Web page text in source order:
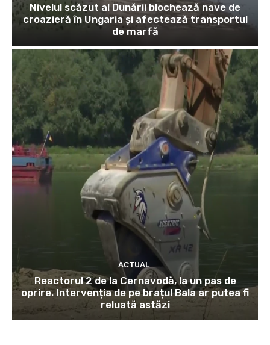
Nivelul scăzut al Dunării blochează nave de
croazieră în Ungaria și afectează transportul
de marfă
ACTUAL
Reactorul 2 de la Cernavodă, la un pas de
oprire. Intervenția de pe brațul Bala ar putea fi
reluată astăzi